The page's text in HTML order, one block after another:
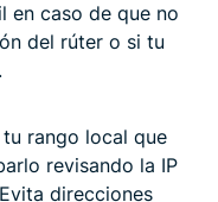
en caso de que no
del rúter o si tu
rango local que
revisando la IP
direcciones